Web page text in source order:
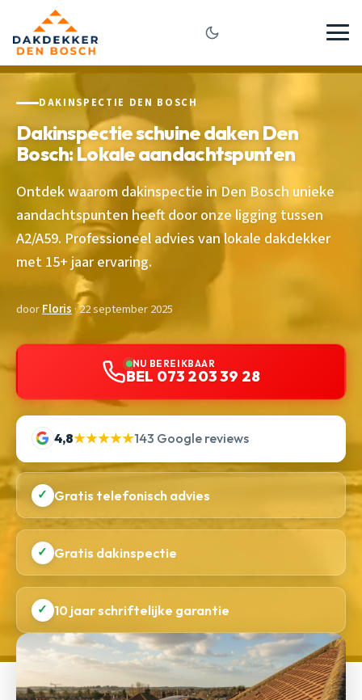
DAKINSPECTIE DEN BOSCH
Dakinspectie schuine daken Den
Bosch: Lokale aandachtspunten
Ontdek waarom dakinspectie in Den Bosch unieke
aandachtspunten heeft door onze ligging tussen
A2/A59. Professioneel advies van lokale dakdekker
met 15+ jaar ervaring.
doorFloris · 22 september 2025
NU BEREIKBAAR
BEL 073 203 39 28
4,8★★★★★143 Google reviews
✓ Gratis telefonisch advies
✓ Gratis dakinspectie
✓ 10 jaar schriftelijke garantie